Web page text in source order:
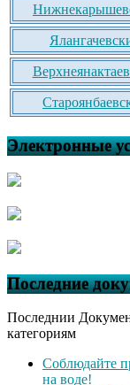
Электронные
Последние
Последнии
категориям
Соблюдайте
на воде!